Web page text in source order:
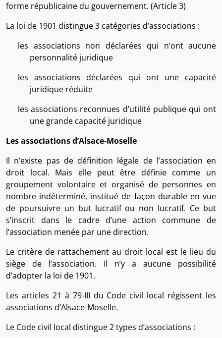
forme républicaine du gouvernement. (Article 3)
La loi de 1901 distingue 3 catégories d’associations :
les associations non déclarées qui n’ont aucune
personnalité juridique
les associations déclarées qui ont une capacité
juridique réduite
les associations reconnues d’utilité publique qui ont
une grande capacité juridique
Les associations d’Alsace-Moselle
Il n’existe pas de définition légale de l’association en
droit local. Mais elle peut être définie comme un
groupement volontaire et organisé de personnes en
nombre indéterminé, institué de façon durable en vue
de poursuivre un but lucratif ou non lucratif. Ce but
s’inscrit dans le cadre d’une action commune de
l’association menée par une direction.
Le critère de rattachement au droit local est le lieu du
siège de l’association. Il n’y a aucune possibilité
d’adopter la loi de 1901.
Les articles 21 à 79-III du Code civil local régissent les
associations d’Alsace-Moselle.
Le Code civil local distingue 2 types d’associations :